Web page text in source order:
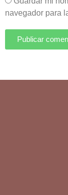
navegador para
Publicar